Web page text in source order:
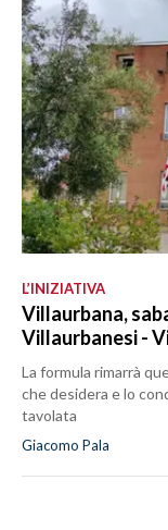
L’INIZIATIVA
Villaurbana,
Villaurbanesi -
La formula rimarrà
che desidera e lo
tavolata
Giacomo Pala